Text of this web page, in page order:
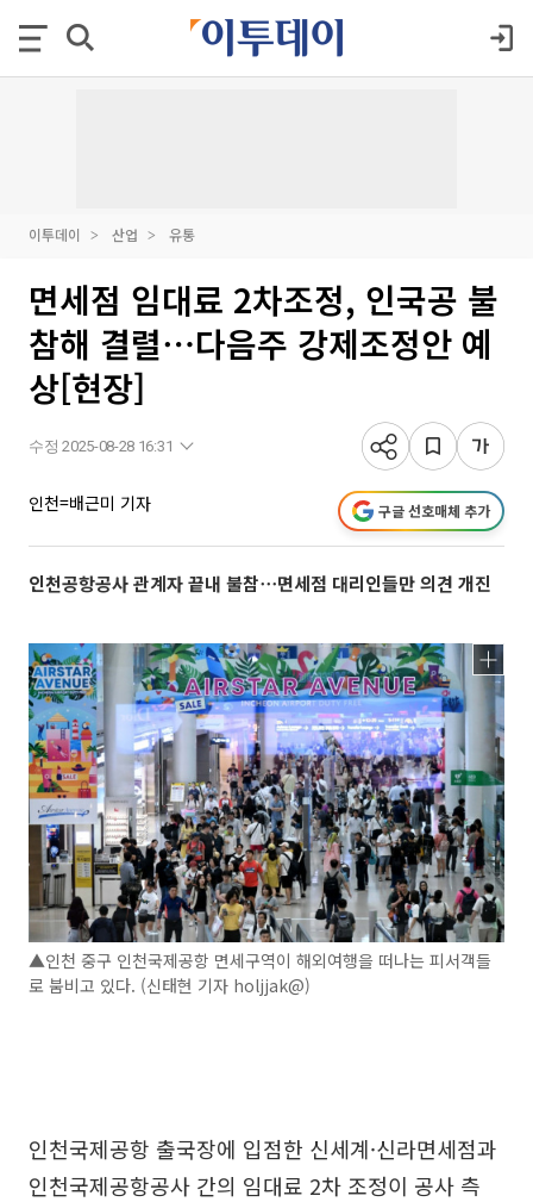
이투데이 산업 유통
면세점 임대료 2차조정, 인국공 불
참해 결렬⋯다음주 강제조정안 예
상[현장]
수정 2025-08-28 16:31
인천=배근미 기자 구글 선호매체 추가
인천공항공사 관계자 끝내 불참⋯면세점 대리인들만 의견 개진
▲인천 중구 인천국제공항 면세구역이 해외여행을 떠나는 피서객들
로 붐비고 있다. (신태현 기자 holjjak@)
인천국제공항 출국장에 입점한 신세계·신라면세점과
인천국제공항공사 간의 임대료 2차 조정이 공사 측